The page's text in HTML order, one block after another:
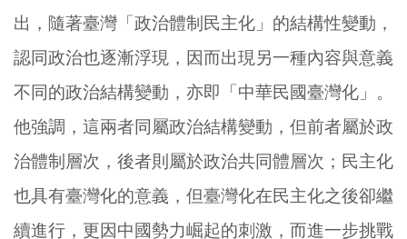
出，隨著臺灣「政治體制民主化」的結構性變動，
認同政治也逐漸浮現，因而出現另一種內容與意義
不同的政治結構變動，亦即「中華民國臺灣化」。
他強調，這兩者同屬政治結構變動，但前者屬於政
治體制層次，後者則屬於政治共同體層次；民主化
也具有臺灣化的意義，但臺灣化在民主化之後卻繼
續進行，更因中國勢力崛起的刺激，而進一步挑戰